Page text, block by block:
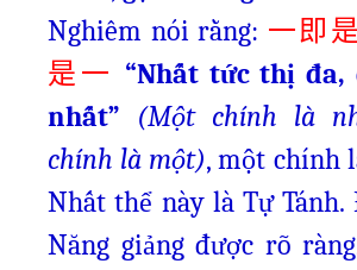
Nghiêm nói rằng: 一即
是一 “Nhất tức thị
nhất”
(Một chính là
chính là một), một chính
Nhất thể này là Tự Tánh.
Năng giảng được rõ